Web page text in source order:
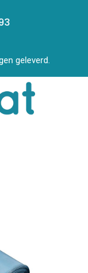
geleverd.